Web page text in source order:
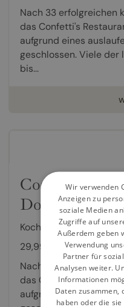
Nach 33 erfolgreichen
das Confetti's
aufgrund eines
geschlossen. Viele der
bis...
Confetti‘s
Dolci
Kochbuch vonCaterina
29,99 €
Nach 33 erfolgreichen
das Confetti's
aufgrund eines
Wir verwenden
Anzeigen zu
soziale Medien
Zugriffe auf
Außerdem geben
Verwendung
Partner für
Analysen weiter.
Informationen
Daten zusammen,
haben oder die